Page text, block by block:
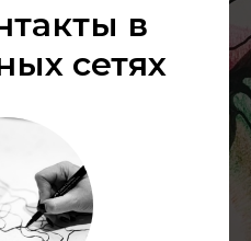
в
сетях